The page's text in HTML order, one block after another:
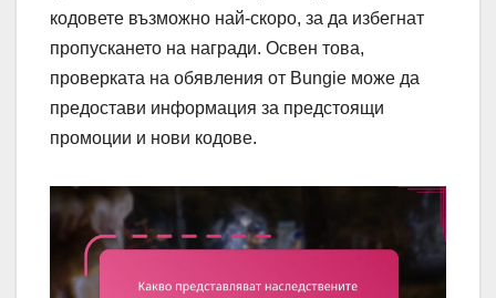
кодовете възможно най-скоро, за да избегнат
пропускането на награди. Освен това,
проверката на обявления от Bungie може да
предостави информация за предстоящи
промоции и нови кодове.